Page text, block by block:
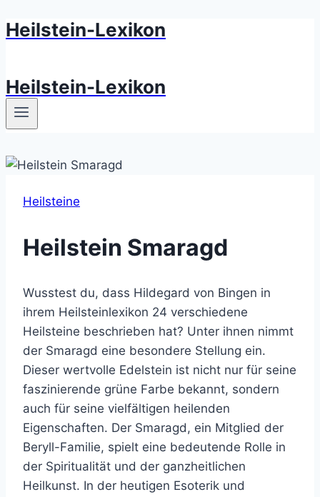
Zum
Heilstein-Lexikon
Heilstein-Lexikon
Heilsteine
Heilstein Smaragd
Wusstest du, dass Hildegard von Bingen in
ihrem Heilsteinlexikon 24 verschiedene
Heilsteine beschrieben hat? Unter ihnen nimmt
der Smaragd eine besondere Stellung ein.
Dieser wertvolle Edelstein ist nicht nur für seine
faszinierende grüne Farbe bekannt, sondern
auch für seine vielfältigen heilenden
Eigenschaften. Der Smaragd, ein Mitglied der
Beryll-Familie, spielt eine bedeutende Rolle in
der Spiritualität und der ganzheitlichen
Heilkunst. In der heutigen Esoterik und